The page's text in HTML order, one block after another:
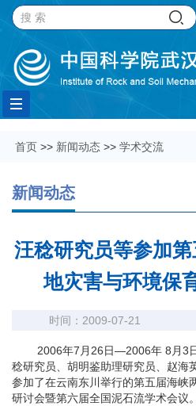
Toggle
navigation
首页 >> 新闻动态 >> 学术交流
新闻动态
汪稔研究员等参加
地灾害与环境保
时间：2009-07-21
2006年7月26日—2006年 8月3日
稔研究员、胡明鉴助理研究员、赵海
参加了在云南东川举行的第五届海峡
研讨会暨第六届全国泥石流学术会议